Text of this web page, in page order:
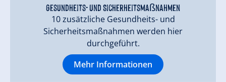
Gesundheits- und Sicherheitsmaßnahmen
10 zusätzliche Gesundheits- und
Sicherheitsmaßnahmen werden hier
durchgeführt.
Mehr Informationen